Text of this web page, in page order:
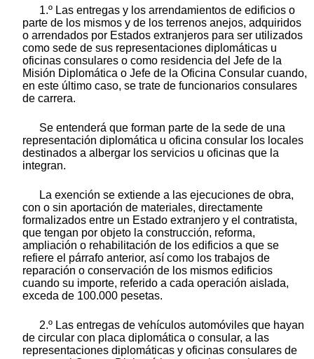
1.º Las entregas y los arrendamientos de edificios o
parte de los mismos y de los terrenos anejos, adquiridos
o arrendados por Estados extranjeros para ser utilizados
como sede de sus representaciones diplomáticas u
oficinas consulares o como residencia del Jefe de la
Misión Diplomática o Jefe de la Oficina Consular cuando,
en este último caso, se trate de funcionarios consulares
de carrera.
Se entenderá que forman parte de la sede de una
representación diplomática u oficina consular los locales
destinados a albergar los servicios u oficinas que la
integran.
La exención se extiende a las ejecuciones de obra,
con o sin aportación de materiales, directamente
formalizados entre un Estado extranjero y el contratista,
que tengan por objeto la construcción, reforma,
ampliación o rehabilitación de los edificios a que se
refiere el párrafo anterior, así como los trabajos de
reparación o conservación de los mismos edificios
cuando su importe, referido a cada operación aislada,
exceda de 100.000 pesetas.
2.º Las entregas de vehículos automóviles que hayan
de circular con placa diplomática o consular, a las
representaciones diplomáticas y oficinas consulares de